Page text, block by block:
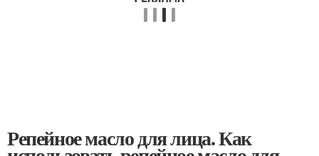
Репейное масло для лица. Как